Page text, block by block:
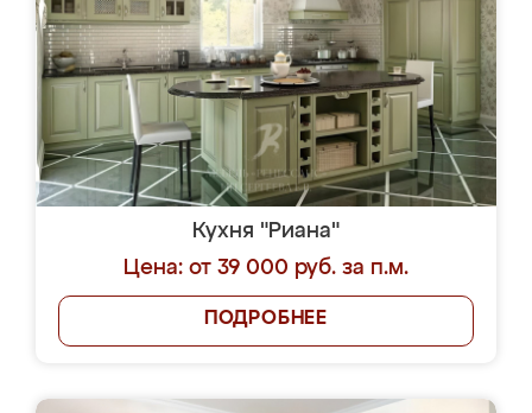
Кухня "Риана"
Цена: от 39 000 руб. за п.м.
ПОДРОБНЕЕ